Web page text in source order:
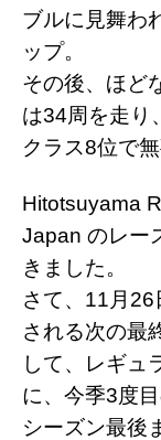
ブルに見舞わ
ップ。
その後、ほど
は34周を走り
クラス8位で無
Hitotsuyama
Japan のレー
きました。
さて、11月
される次の最
して、レギュ
に、今季3度
シーズン最後